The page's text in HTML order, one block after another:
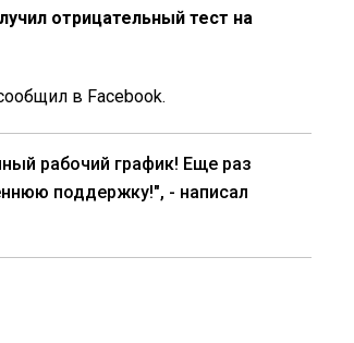
отрицательный тест на
в Facebook.
рабочий график! Еще раз
поддержку!", - написал